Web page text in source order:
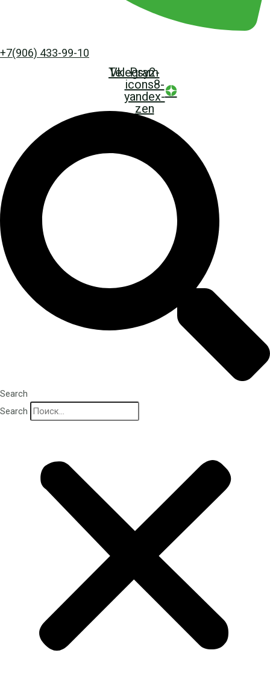
+7(906) 433-99-10
Vk
Telegram
Psy2-
icons8-
yandex-
zen
Search
Search